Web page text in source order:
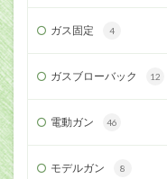
ガス固定 4
ガスブローバック 12
電動ガン 46
モデルガン 8